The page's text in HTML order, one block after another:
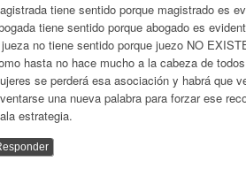
tiene sentido porque magistrado es
tiene sentido porque abogado es
no tiene sentido porque juezo NO
hasta no hace mucho a la cabeza de
se perderá esa asociación y habrá que
una nueva palabra para forzar ese
estrategia.